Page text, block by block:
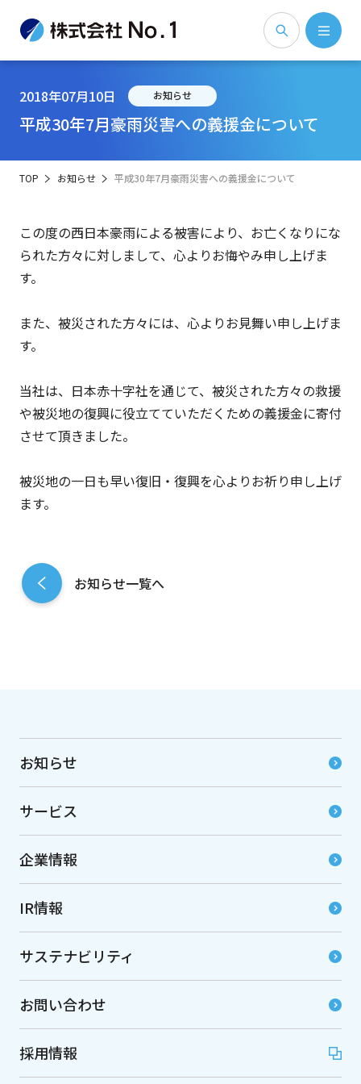
2018年07月10日 お知らせ
平成30年7月豪雨災害への義援金について
TOP お知らせ 平成30年7月豪雨災害への義援金について
この度の西日本豪雨による被害により、お亡くなりにな
られた方々に対しまして、心よりお悔やみ申し上げま
す。
また、被災された方々には、心よりお見舞い申し上げま
す。
当社は、日本赤十字社を通じて、被災された方々の救援
や被災地の復興に役立てていただくための義援金に寄付
させて頂きました。
被災地の一日も早い復旧・復興を心よりお祈り申し上げ
ます。
お知らせ一覧へ
お知らせ
サービス
企業情報
IR情報
サステナビリティ
お問い合わせ
採用情報